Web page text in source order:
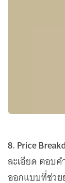
8. Price
ละเอียด ตอบค
ออกแบบที่ช่วย